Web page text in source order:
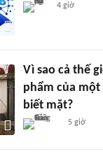
4 giờ
Vì sao cả thế
phẩm của
biết mặt?
5 giờ